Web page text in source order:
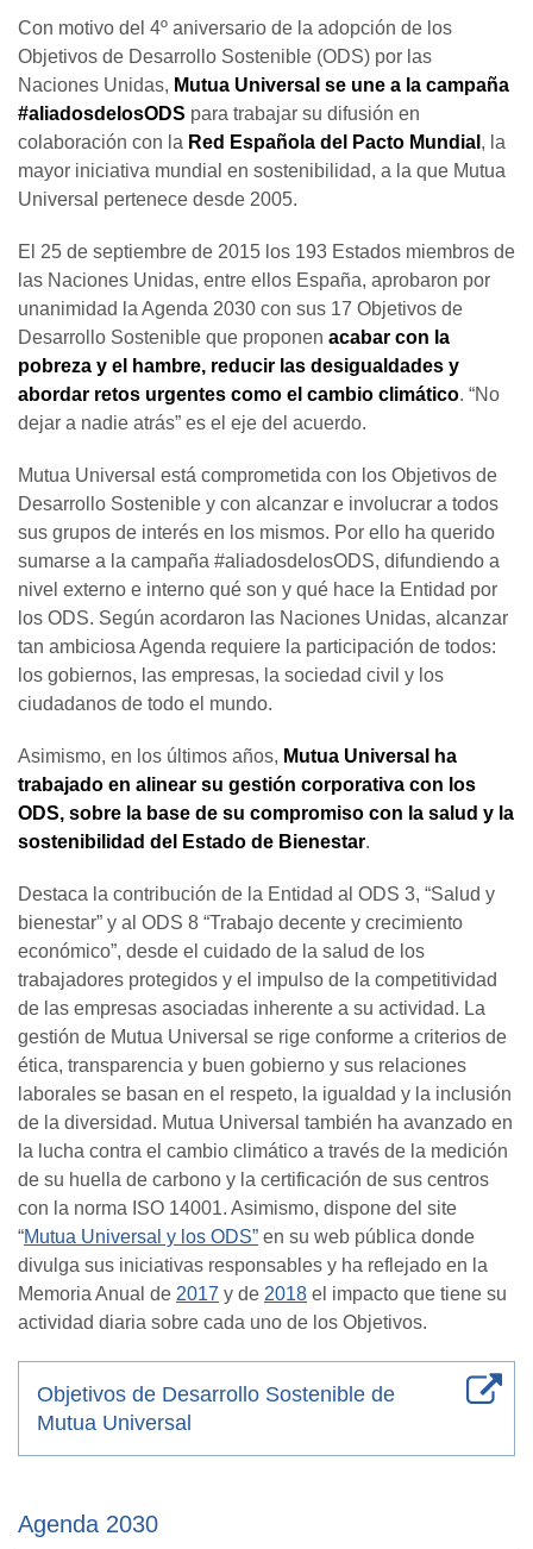
Con motivo del 4º aniversario de la adopción de los
Objetivos de Desarrollo Sostenible (ODS) por las
Naciones Unidas, Mutua Universal se une a la campaña
#aliadosdelosODS para trabajar su difusión en
colaboración con la Red Española del Pacto Mundial , la
mayor iniciativa mundial en sostenibilidad, a la que Mutua
Universal pertenece desde 2005.
El 25 de septiembre de 2015 los 193 Estados miembros de
las Naciones Unidas, entre ellos España, aprobaron por
unanimidad la Agenda 2030 con sus 17 Objetivos de
Desarrollo Sostenible que proponen acabar con la
pobreza y el hambre, reducir las desigualdades y
abordar retos urgentes como el cambio climático. “No
dejar a nadie atrás” es el eje del acuerdo.
Mutua Universal está comprometida con los Objetivos de
Desarrollo Sostenible y con alcanzar e involucrar a todos
sus grupos de interés en los mismos. Por ello ha querido
sumarse a la campaña #aliadosdelosODS, difundiendo a
nivel externo e interno qué son y qué hace la Entidad por
los ODS. Según acordaron las Naciones Unidas, alcanzar
tan ambiciosa Agenda requiere la participación de todos:
los gobiernos, las empresas, la sociedad civil y los
ciudadanos de todo el mundo.
Asimismo, en los últimos años, Mutua Universal ha
trabajado en alinear su gestión corporativa con los
ODS, sobre la base de su compromiso con la salud y la
sostenibilidad del Estado de Bienestar.
Destaca la contribución de la Entidad al ODS 3, “Salud y
bienestar” y al ODS 8 “Trabajo decente y crecimiento
económico”, desde el cuidado de la salud de los
trabajadores protegidos y el impulso de la competitividad
de las empresas asociadas inherente a su actividad. La
gestión de Mutua Universal se rige conforme a criterios de
ética, transparencia y buen gobierno y sus relaciones
laborales se basan en el respeto, la igualdad y la inclusión
de la diversidad. Mutua Universal también ha avanzado en
la lucha contra el cambio climático a través de la medición
de su huella de carbono y la certificación de sus centros
con la norma ISO 14001. Asimismo, dispone del site
“Mutua Universal y los ODS” en su web pública donde
divulga sus iniciativas responsables y ha reflejado en la
Memoria Anual de 2017 y de 2018 el impacto que tiene su
actividad diaria sobre cada uno de los Objetivos.
Objetivos de Desarrollo Sostenible de
Mutua Universal
Agenda 2030